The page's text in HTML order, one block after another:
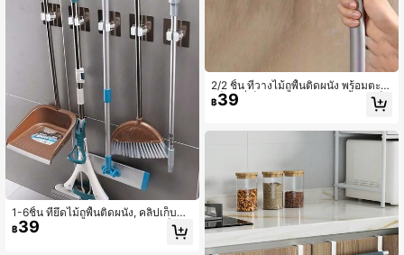
1-6ชิ้น ที่ยึดไม้ถูพื้นติดผนัง, คลิปเก็บขอ
งพลาสติกทันสมัย, โซลูชันการจัดเก็บแ
บบมีกาวในตัวที่แข็งแรงแบบไม่ต้องเจ
฿39
2/2 ชิ้น ที่วางไม้ถูพื้นติดผนัง พร้อมตะข
อล็อค ที่เก็บไม้กวาดพลาสติก ชั้นจัดเก็บ
สำหรับห้องนอน สวน ห้องครัว ห้องน้ำ ห้
า ชั้นจัดเก็บ ที่จัดเก็บ ห้องครัว
฿39